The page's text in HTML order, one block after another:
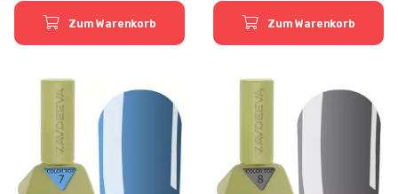
Zum Warenkorb Zum Warenkorb